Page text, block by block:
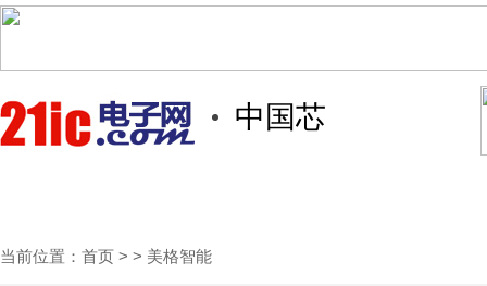
中国芯
当前位置： 首页 > > 美格智能